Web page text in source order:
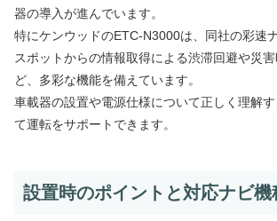
器の導入が進んでいます。
特にケンウッドのETC-N3000は、同社の彩速
スポットからの情報取得による渋滞回避や災
ど、多彩な機能を備えています。
車載器の設置や電源仕様について正しく理解
て運転をサポートできます。
設置時のポイントと対応ナビ機